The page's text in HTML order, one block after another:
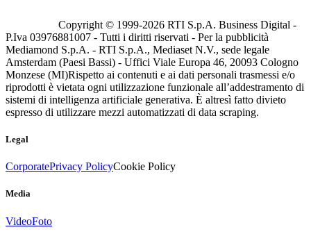
Copyright © 1999-2026 RTI S.p.A. Business Digital -
P.Iva 03976881007 - Tutti i diritti riservati - Per la pubblicità
Mediamond S.p.A. - RTI S.p.A., Mediaset N.V., sede legale
Amsterdam (Paesi Bassi) - Uffici Viale Europa 46, 20093 Cologno
Monzese (MI)Rispetto ai contenuti e ai dati personali trasmessi e/o
riprodotti è vietata ogni utilizzazione funzionale all’addestramento di
sistemi di intelligenza artificiale generativa. È altresì fatto divieto
espresso di utilizzare mezzi automatizzati di data scraping.
Legal
CorporatePrivacy PolicyCookie Policy
Media
VideoFoto